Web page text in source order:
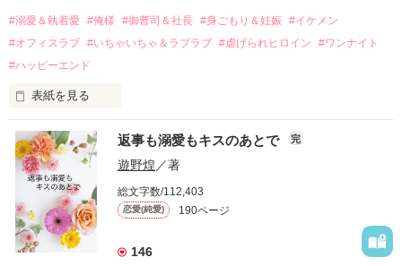
過去の傷から、二度と会いたくないと思っていた哲平に
運命のような再会を果たす。
酔った勢いで一夜を共にしてしまった。
さらに、美桜が初めてだと知った哲平は
『責任をとる、結婚しよう』と真っ直ぐに告げてきた。
戸惑う美桜とは裏腹に、好きという気持ちを隠すことなく
甘やかしてくる。
そんなある日、哲平は美桜がストーカー被害に
遭っていることを知る。
美桜を守るため、哲平は同居を提案してきて――。
#溺愛＆執着愛 #俺様 #御曹司＆社長 #身ごもり＆妊娠 #イケメン
#オフィスラブ #いちゃいちゃ＆ラブラブ #虐げられヒロイン
#ワンナイト
#ハッピーエンド
表紙を見る
おかしな噂を流されて前の職場でうまくいかなかった梅田美
桜は、海外で傷心旅行をしていたところ、日本人美青年と出会
い、酒の勢いもあり一夜限りの関係となる。
帰国後、美桜は新しい職場でワンナイトした美青年と再会。
なんと彼の正体は、とある財閥御曹司にも関わらず、一族を離
れて起業した新進気鋭の実業家、社内でも冷徹だと評判な社長
――御影恭司その人だったのだ――！
なぜか恭司から飼い猫の世話係を命じられた美桜は、猫の世
返事も溺愛もキスのあとで 完
遊野煌 ／著
総文字数/112,403
恋愛(純愛) 190ページ
146